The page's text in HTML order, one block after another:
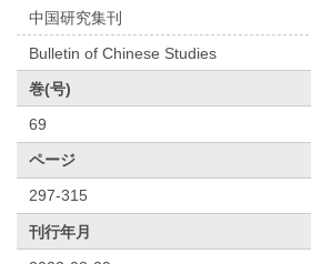
中国研究集刊
Bulletin of Chinese Studies
巻(号)
69
ページ
297-315
刊行年月